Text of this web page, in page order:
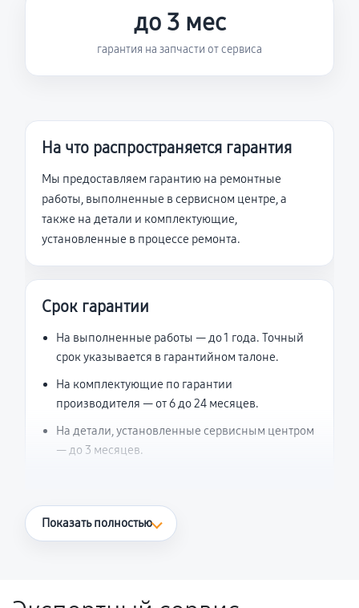
до 3 мес
гарантия на запчасти от сервиса
На что распространяется гарантия
Мы предоставляем гарантию на ремонтные
работы, выполненные в сервисном центре, а
также на детали и комплектующие,
установленные в процессе ремонта.
Срок гарантии
На выполненные работы — до 1 года. Точный
срок указывается в гарантийном талоне.
На комплектующие по гарантии
производителя — от 6 до 24 месяцев.
На детали, установленные сервисным центром
— до 3 месяцев.
Что считается гарантийным случаем
Показать полностью